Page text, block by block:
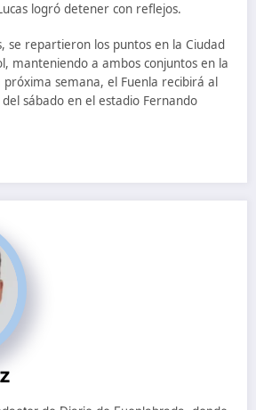
logró detener con reflejos.
se repartieron los puntos en la Ciudad
manteniendo a ambos conjuntos en la
semana, el Fuenla recibirá al
sábado en el estadio Fernando